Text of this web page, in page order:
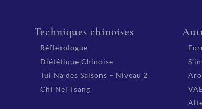
Techniques chinoises
Réflexologue
Diététique Chinoise
Tui Na des Saisons – Niveau 2
Chi Nei Tsang